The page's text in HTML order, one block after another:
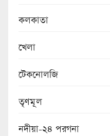
কলকাতা
খেলা
টেকনোলজি
তৃণমূল
নদীয়া-২৪ পরগনা